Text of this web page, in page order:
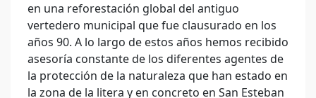
en una reforestación global del antiguo
vertedero municipal que fue clausurado en los
años 90. A lo largo de estos años hemos recibido
asesoría constante de los diferentes agentes de
la protección de la naturaleza que han estado en
la zona de la litera y en concreto en San Esteban